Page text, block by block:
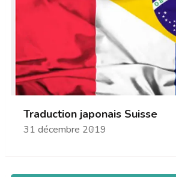
Traduction japonais Suisse
31 décembre 2019